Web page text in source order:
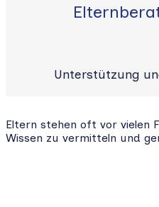
Unterstützung
Eltern stehen oft vor vielen
Wissen zu vermitteln und